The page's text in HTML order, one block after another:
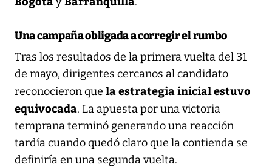
Una campaña obligada a corregir el rumbo
Tras los resultados de la primera vuelta del 31
de mayo, dirigentes cercanos al candidato
reconocieron que la estrategia inicial estuvo
equivocada. La apuesta por una victoria
temprana terminó generando una reacción
tardía cuando quedó claro que la contienda se
definiría en una segunda vuelta.